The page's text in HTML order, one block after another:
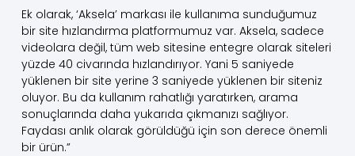
Ek olarak, ‘Aksela’ markası ile kullanıma sunduğumuz
bir site hızlandırma platformumuz var. Aksela, sadece
videolara değil, tüm web sitesine entegre olarak siteleri
yüzde 40 civarında hızlandırıyor. Yani 5 saniyede
yüklenen bir site yerine 3 saniyede yüklenen bir siteniz
oluyor. Bu da kullanım rahatlığı yaratırken, arama
sonuçlarında daha yukarıda çıkmanızı sağlıyor.
Faydası anlık olarak görüldüğü için son derece önemli
bir ürün.”